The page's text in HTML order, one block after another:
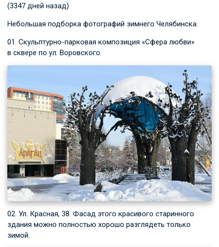
(3347 дней назад)
Небольшая подборка фотографий зимнего Челябинска.
01. Скульптурно-парковая композиция «Сфера любви»
в сквере по ул. Воровского.
02. Ул. Красная, 38. Фасад этого красивого старинного
здания можно полностью хорошо разглядеть только
зимой.